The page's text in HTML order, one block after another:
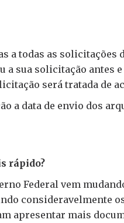
a todas as solicitações
a sua solicitação
será tratada de
a data de envio dos
rápido?
Federal vem
consideravelmente
apresentar mais